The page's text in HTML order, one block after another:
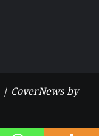
| CoverNewsby